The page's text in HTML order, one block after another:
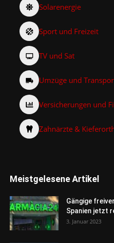
Solarenergie
Sport und Freizeit
TV und Sat
Umzüge und
Versicherungen und
Zahnärzte &
Meistgelesene Artikel
Gängige
Spanien jetzt
3. Januar 2023